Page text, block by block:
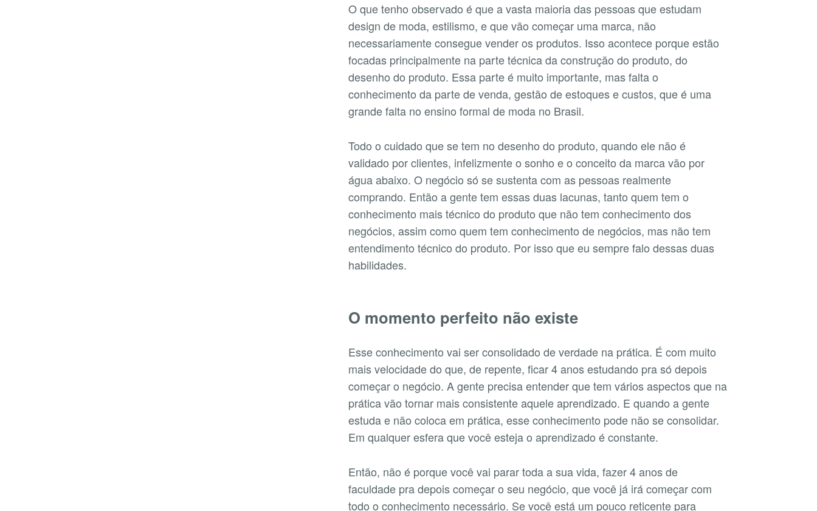
O que tenho observado é que a vasta maioria das pessoas que estudam
design de moda, estilismo, e que vão começar uma marca, não
necessariamente consegue vender os produtos. Isso acontece porque estão
focadas principalmente na parte técnica da construção do produto, do
desenho do produto. Essa parte é muito importante, mas falta o
conhecimento da parte de venda, gestão de estoques e custos, que é uma
grande falta no ensino formal de moda no Brasil.
Todo o cuidado que se tem no desenho do produto, quando ele não é
validado por clientes, infelizmente o sonho e o conceito da marca vão por
água abaixo. O negócio só se sustenta com as pessoas realmente
comprando. Então a gente tem essas duas lacunas, tanto quem tem o
conhecimento mais técnico do produto que não tem conhecimento dos
negócios, assim como quem tem conhecimento de negócios, mas não tem
entendimento técnico do produto. Por isso que eu sempre falo dessas duas
habilidades.
O momento perfeito não existe
Esse conhecimento vai ser consolidado de verdade na prática. É com muito
mais velocidade do que, de repente, ficar 4 anos estudando pra só depois
começar o negócio. A gente precisa entender que tem vários aspectos que na
prática vão tornar mais consistente aquele aprendizado. E quando a gente
estuda e não coloca em prática, esse conhecimento pode não se consolidar.
Em qualquer esfera que você esteja o aprendizado é constante.
Então, não é porque você vai parar toda a sua vida, fazer 4 anos de
faculdade pra depois começar o seu negócio, que você já irá começar com
todo o conhecimento necessário. Se você está um pouco reticente para